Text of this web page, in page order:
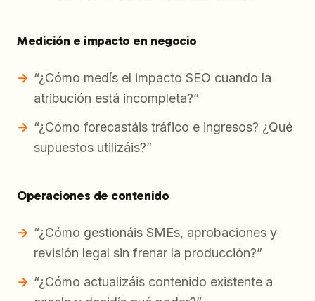
Medición e impacto en negocio
“¿Cómo medís el impacto SEO cuando la
atribución está incompleta?”
“¿Cómo forecastáis tráfico e ingresos? ¿Qué
supuestos utilizáis?”
Operaciones de contenido
“¿Cómo gestionáis SMEs, aprobaciones y
revisión legal sin frenar la producción?”
“¿Cómo actualizáis contenido existente a